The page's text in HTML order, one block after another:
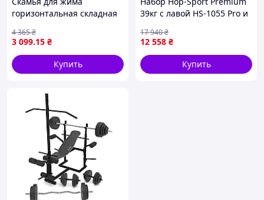
горизонтальная складная
3 099.15 ₴
4 365₴
Купить
39кг с лавой HS-1055 Pro и
12 558 ₴
17 940₴
Купить